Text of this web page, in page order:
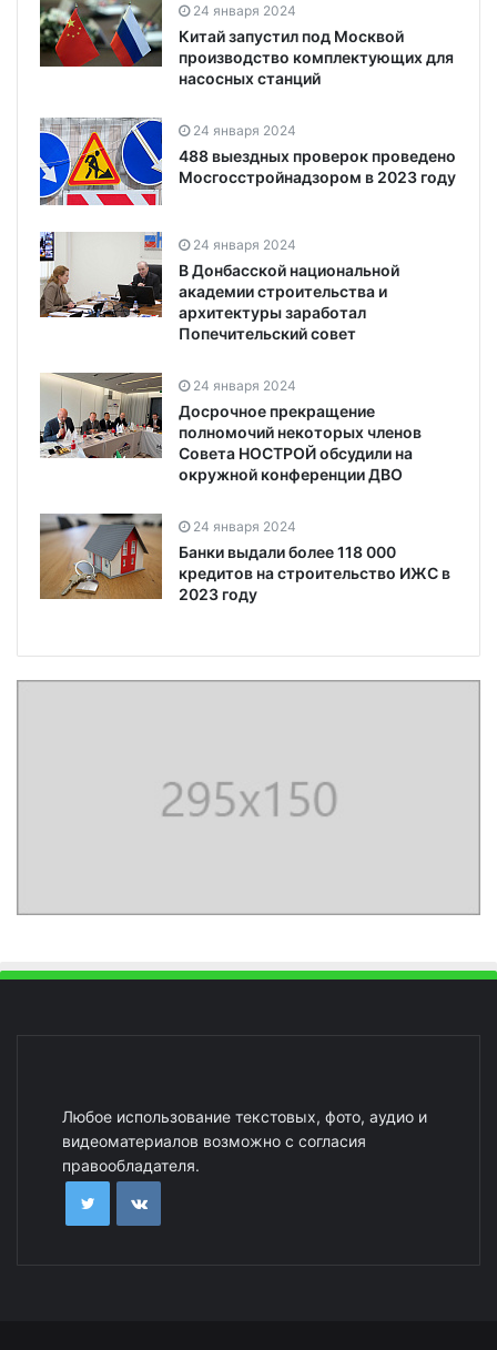
24 января 2024
Китай запустил под Москвой
производство комплектующих для
насосных станций
24 января 2024
488 выездных проверок проведено
Мосгосстройнадзором в 2023 году
24 января 2024
В Донбасской национальной
академии строительства и
архитектуры заработал
Попечительский совет
24 января 2024
Досрочное прекращение
полномочий некоторых членов
Совета НОСТРОЙ обсудили на
окружной конференции ДВО
24 января 2024
Банки выдали более 118 000
кредитов на строительство ИЖС в
2023 году
Любое использование текстовых, фото, аудио и
видеоматериалов возможно с согласия
правообладателя.